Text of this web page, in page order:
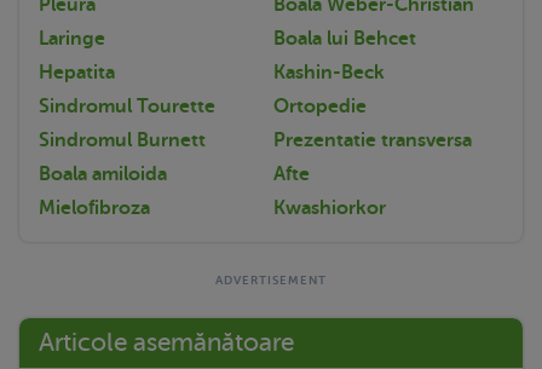
Pleura
Boala Weber-Christian
Laringe
Boala lui Behcet
Hepatita
Kashin-Beck
Sindromul Tourette
Ortopedie
Sindromul Burnett
Prezentatie transversa
Boala amiloida
Afte
Mielofibroza
Kwashiorkor
Articole asemănătoare